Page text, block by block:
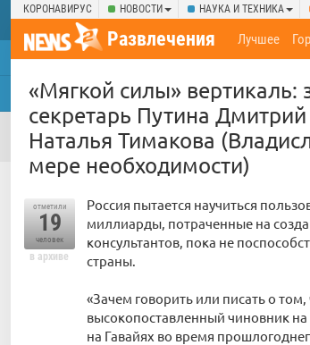
КОРОНАВИРУС НОВОСТИ НАУКА И ТЕХНИКА
Развлечения Лучшее
«Мягкой силы» вертикаль:
секретарь Путина
Наталья Тимакова
мере необходимости)
отметили
19
человек
в архиве
Россия пытается научиться
миллиарды, потраченные на
консультантов, пока не
страны.
«Зачем говорить или писать о
высокопоставленный чиновник на
на Гавайях во время